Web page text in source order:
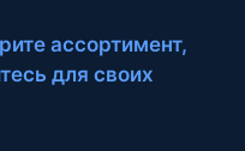
ассортимент,
для своих